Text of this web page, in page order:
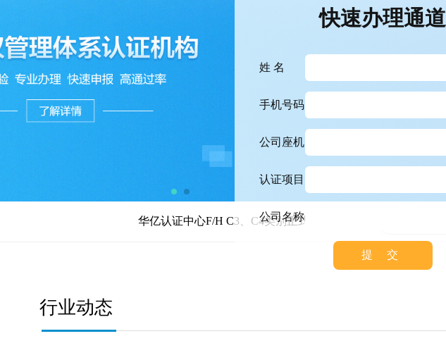
快速办理通道
姓 名
手机号码
公司座机
认证项目
公司名称
华亿认证中心F/H C3、C4类别正式获CNAS认可！
行业动态